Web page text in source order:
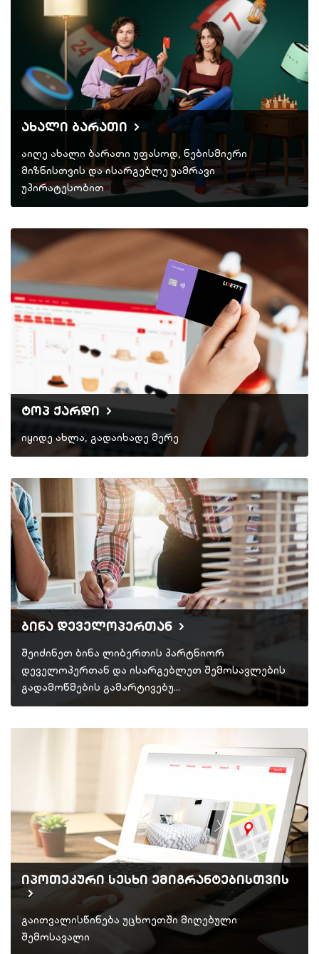
ახალი ბარათი
აიღე ახალი ბარათი უფასოდ, ნებისმიერი
მიზნისთვის და ისარგებლე უამრავი
უპირატესობით
ტოპ ქარდი
იყიდე ახლა, გადაიხადე მერე
ბინა დეველოპერთან
შეიძინეთ ბინა ლიბერთის პარტნიორ
დეველოპერთან და ისარგებლეთ შემოსავლების
გადამოწმების გამარტივებუ…
იპოთეკური სესხი ემიგრანტებისთვის
გაითვალისწინება უცხოეთში მიღებული
შემოსავალი